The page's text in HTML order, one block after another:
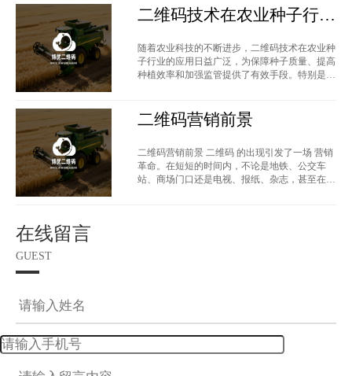
二维码技术在农业种子行业
策法规的结合
随着农业科技的不断进步，二维码技术在农业种
子行业的应用日益广泛，为保障种子质量、提高
种植效率和加强监管提供了有效手段。特别是在
二维码营销前景
二维码营销前景 二维码 的出现引发了一场 营销
革命。在短短的时间内，不论是地铁、公交车
站、商场门口还是电视、报纸、杂志，甚至在电
在线留言
GUEST